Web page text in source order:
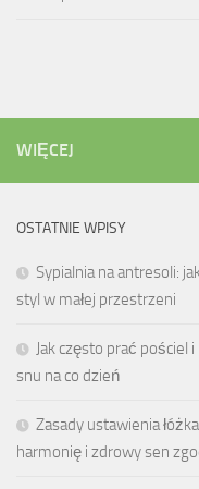
WIĘCEJ
OSTATNIE WPISY
Sypialnia na antresoli:
styl w małej przestrzeni
Jak często prać pościel
snu na co dzień
Zasady ustawienia
harmonię i zdrowy sen